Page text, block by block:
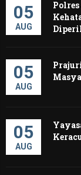
05
AUG
05
AUG
05
AUG